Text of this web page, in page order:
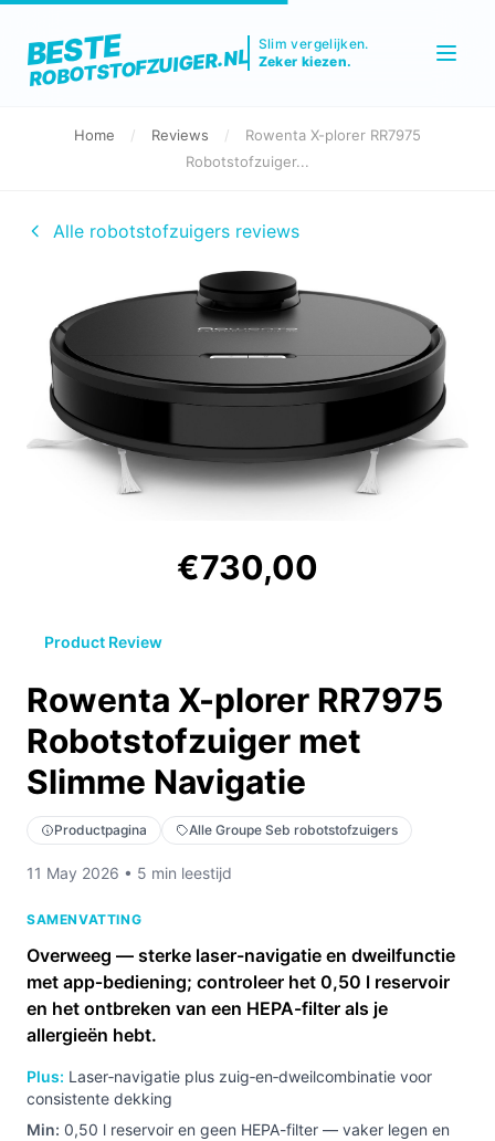
BESTE
ROBOTSTOFZUIGER.NL
Slim vergelijken.
Zeker kiezen.
Home / Reviews /
Rowenta X-plorer RR7975
Robotstofzuiger...
Alle robotstofzuigers reviews
€730,00
Product Review
Rowenta X-plorer RR7975
Robotstofzuiger met
Slimme Navigatie
Productpagina Alle Groupe Seb robotstofzuigers
11 May 2026 • 5 min leestijd
SAMENVATTING
Overweeg — sterke laser-navigatie en dweilfunctie
met app‑bediening; controleer het 0,50 l reservoir
en het ontbreken van een HEPA-filter als je
allergieën hebt.
Plus: Laser‑navigatie plus zuig‑en‑dweilcombinatie voor
consistente dekking
Min: 0,50 l reservoir en geen HEPA-filter — vaker legen en